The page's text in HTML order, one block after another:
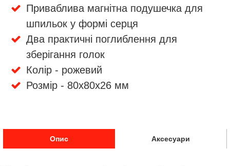
Приваблива магнітна подушечка для
шпильок у формі серця
Два практичні поглиблення для
зберігання голок
Колір - рожевий
Розмір - 80х80х26 мм
Опис Аксесуари